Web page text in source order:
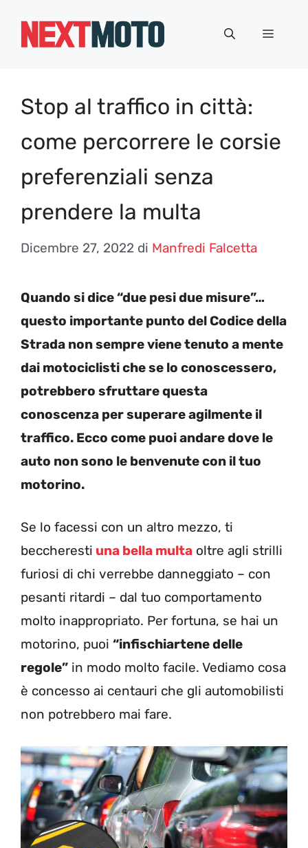
Menu
Stop al traffico in città:
come percorrere le corsie
preferenziali senza
prendere la multa
Dicembre 27, 2022 di Manfredi Falcetta
Quando si dice “due pesi due misure”…
questo importante punto del Codice della
Strada non sempre viene tenuto a mente
dai motociclisti che se lo conoscessero,
potrebbero sfruttare questa
conoscenza per superare agilmente il
traffico. Ecco come puoi andare dove le
auto non sono le benvenute con il tuo
motorino.
Se lo facessi con un altro mezzo, ti
beccheresti una bella multa oltre agli strilli
furiosi di chi verrebbe danneggiato – con
pesanti ritardi – dal tuo comportamento
molto inappropriato. Per fortuna, se hai un
motorino, puoi “infischiartene delle
regole” in modo molto facile. Vediamo cosa
è concesso ai centauri che gli automobilisti
non potrebbero mai fare.